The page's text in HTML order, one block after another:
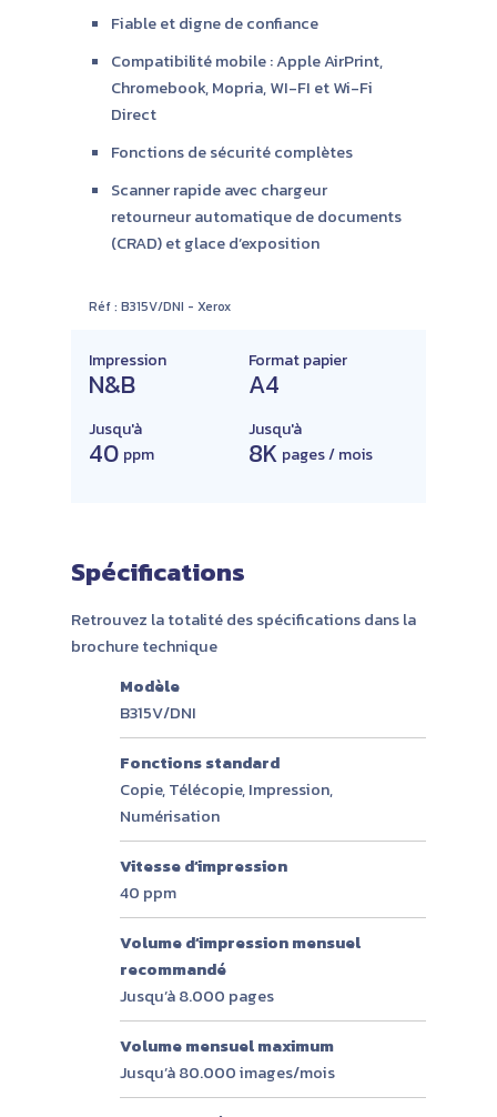
Fiable et digne de confiance
Compatibilité mobile : Apple AirPrint,
Chromebook, Mopria, WI-FI et Wi-Fi
Direct
Fonctions de sécurité complètes
Scanner rapide avec chargeur
retourneur automatique de documents
(CRAD) et glace d’exposition
Réf : B315V/DNI - Xerox
Impression
N&B
Format papier
A4
Jusqu'à
40 ppm
Jusqu'à
8K pages / mois
Spécifications
Retrouvez la totalité des spécifications dans la
brochure technique
Modèle
B315V/DNI
Fonctions standard
Copie, Télécopie, Impression,
Numérisation
Vitesse d’impression
40 ppm
Volume d’impression mensuel
recommandé
Jusqu’à 8.000 pages
Volume mensuel maximum
Jusqu’à 80.000 images/mois